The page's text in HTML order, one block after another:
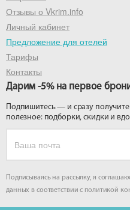
Отзывы о Vkrim.info
Личный кабинет
Предложение для отелей
Тарифы
Контакты
Дарим -5% на первое
Подпишитесь — и сразу
полезное: подборки, скидки и
Подписываясь на рассылку, я
данных в соответствии с политикой